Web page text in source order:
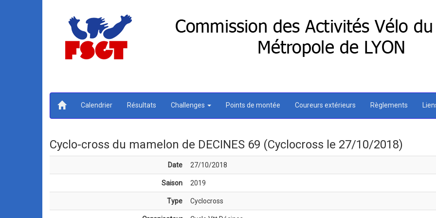
Calendrier Résultats Challenges Points de montée Coureurs extérieurs Règlements
Cyclo-cross du mamelon de DECINES 69 (Cyclocross le 27/10/2018)
Date 27/10/2018
Saison 2019
Type Cyclocross